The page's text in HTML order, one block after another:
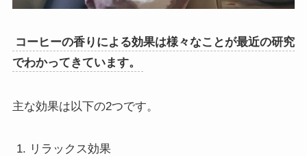
コーヒーの香りによる効果は様々なことが最近の研究
でわかってきています。
主な効果は以下の2つです。
リラックス効果